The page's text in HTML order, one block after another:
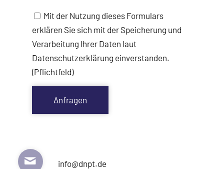
Mit der Nutzung dieses Formulars
erklären Sie sich mit der Speicherung und
Verarbeitung Ihrer Daten laut
Datenschutzerklärung einverstanden.
(Pflichtfeld)
info@dnpt.de